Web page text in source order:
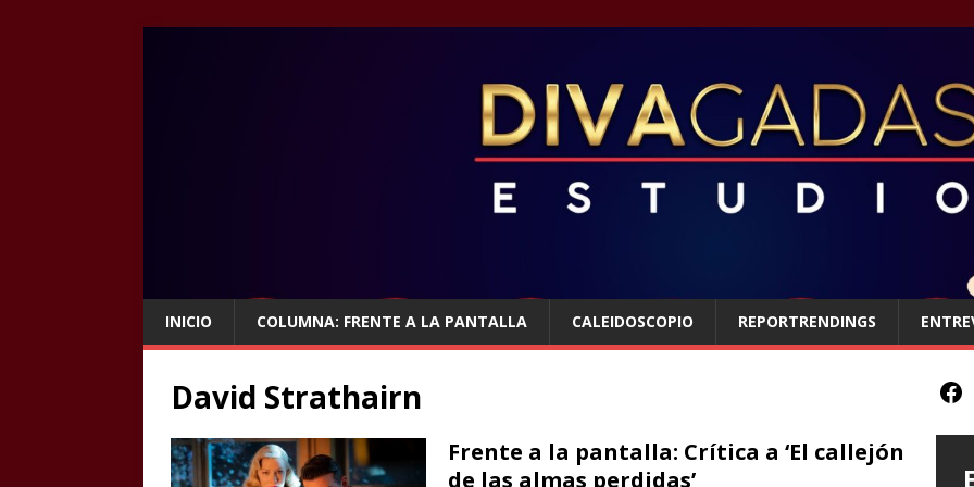
INICIO COLUMNA: FRENTE A LA PANTALLA CALEIDOSCOPIO REPORTRENDINGS
David Strathairn
Frente a la pantalla: Crítica a ‘El callejón
de las almas perdidas’